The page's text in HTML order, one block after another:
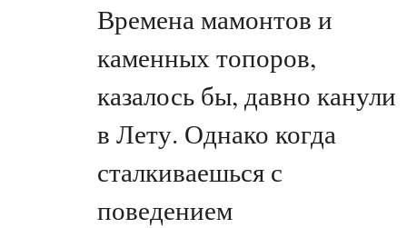
Времена мамонтов и
каменных топоров,
казалось бы, давно канули
в Лету. Однако когда
сталкиваешься с
поведением